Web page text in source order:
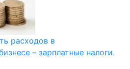
расходов в
– зарплатные налоги.